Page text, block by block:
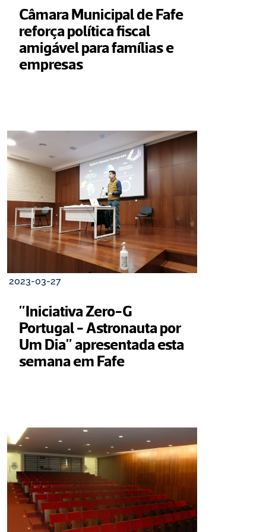
Câmara Municipal de Fafe
reforça política fiscal
amigável para famílias e
empresas
2023-03-27
"Iniciativa Zero-G
Portugal - Astronauta por
Um Dia" apresentada esta
semana em Fafe